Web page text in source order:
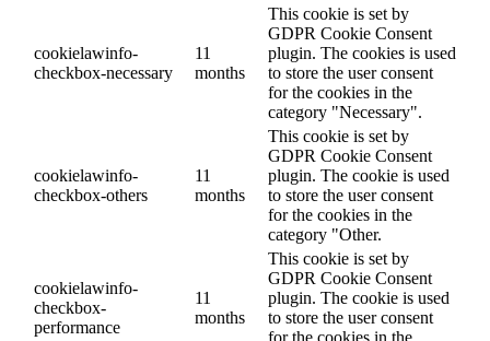
cookielawinfo-
checkbox-necessary
11
months
This cookie is set by
GDPR Cookie Consent
plugin. The cookies is used
to store the user consent
for the cookies in the
category "Necessary".
cookielawinfo-
checkbox-others
11
months
This cookie is set by
GDPR Cookie Consent
plugin. The cookie is used
to store the user consent
for the cookies in the
category "Other.
cookielawinfo-
checkbox-
performance
11
months
This cookie is set by
GDPR Cookie Consent
plugin. The cookie is used
to store the user consent
for the cookies in the